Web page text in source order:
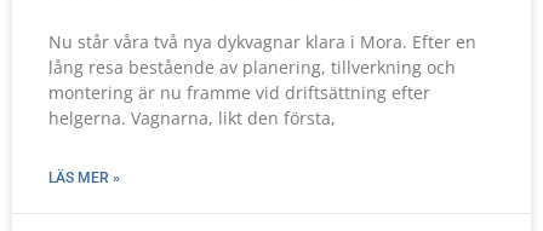
Nu står våra två nya dykvagnar klara i Mora. Efter en
lång resa bestående av planering, tillverkning och
montering är nu framme vid driftsättning efter
helgerna. Vagnarna, likt den första,
LÄS MER »